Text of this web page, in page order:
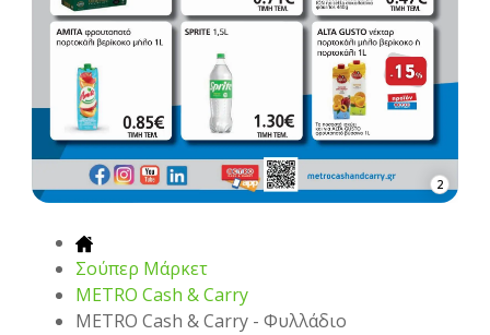
2
Σούπερ Μάρκετ
METRO Cash & Carry
METRO Cash & Carry - Φυλλάδιο